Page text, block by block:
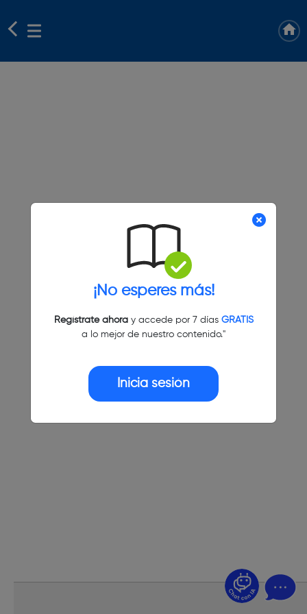
¡No esperes más!
Regístrate ahoray accede por 7 días GRATIS
a lo mejor de nuestro contenido."
Inicia sesión